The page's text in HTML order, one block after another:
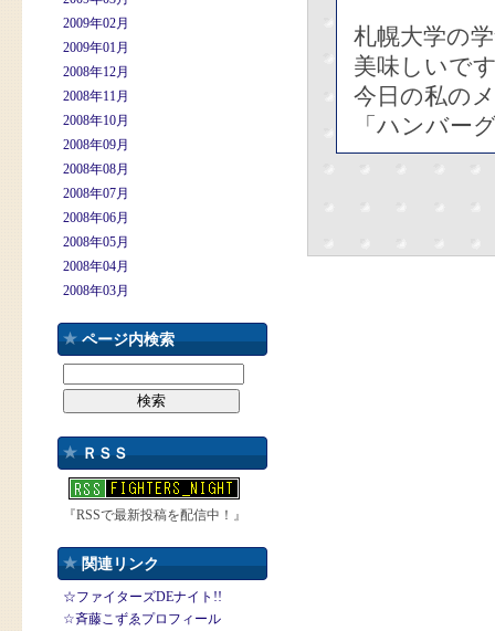
2009年02月
2009年01月
2008年12月
2008年11月
2008年10月
2008年09月
2008年08月
2008年07月
2008年06月
2008年05月
2008年04月
2008年03月
ページ内検索
ＲＳＳ
『RSSで最新投稿を配信中！』
関連リンク
☆ファイターズDEナイト!!
☆斉藤こずゑプロフィール
札幌大学の
美味しいで
今日の私の
「ハンバー